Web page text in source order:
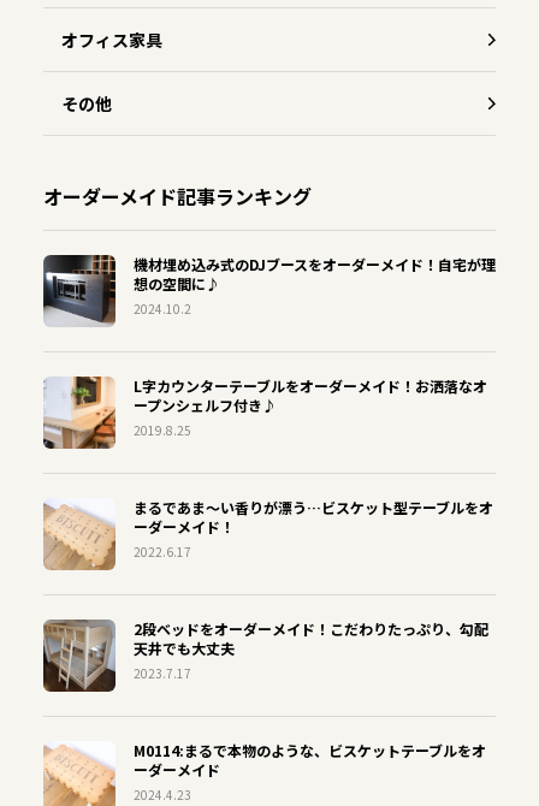
オフィス家具
その他
オーダーメイド記事ランキング
機材埋め込み式のDJブースをオーダーメイド！自宅が理
想の空間に♪
2024.10.2
L字カウンターテーブルをオーダーメイド！お洒落なオ
ープンシェルフ付き♪
2019.8.25
まるであま〜い香りが漂う…ビスケット型テーブルをオ
ーダーメイド！
2022.6.17
2段ベッドをオーダーメイド！こだわりたっぷり、勾配
天井でも大丈夫
2023.7.17
M0114:まるで本物のような、ビスケットテーブルをオ
ーダーメイド
2024.4.23